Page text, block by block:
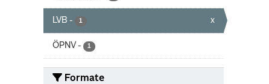
LVB - 1 x
ÖPNV - 1
Formate